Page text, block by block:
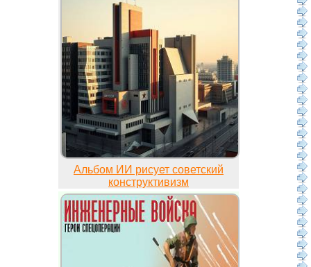
Альбом ИИ рисует советский
конструктивизм